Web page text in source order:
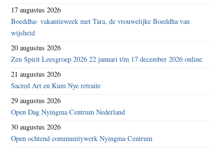
17 augustus 2026
Boeddha- vakantieweek met Tara, de vrouwelijke Boeddha van
wijsheid
20 augustus 2026
Zen Spirit Leesgroep 2026 22 januari t/m 17 december 2026 online
21 augustus 2026
Sacred Art en Kum Nye retraite
29 augustus 2026
Open Dag Nyingma Centrum Nederland
30 augustus 2026
Open ochtend communitywerk Nyingma Centrum